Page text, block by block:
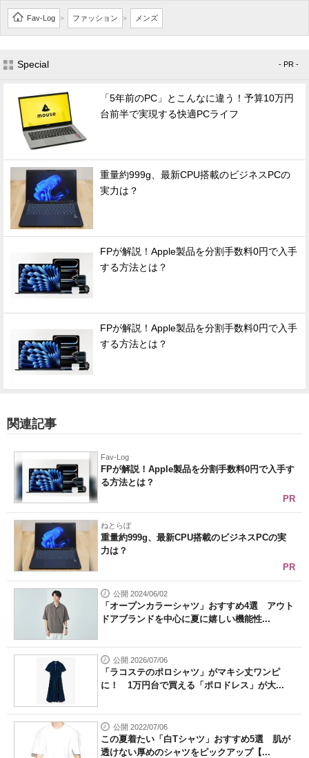
Fav-Log > ファッション > メンズ
Special - PR -
「5年前のPC」とこんなに違う！予算10万円
台前半で実現する快適PCライフ
重量約999g、最新CPU搭載のビジネスPCの
実力は？
FPが解説！Apple製品を分割手数料0円で入手
する方法とは？
FPが解説！Apple製品を分割手数料0円で入手
する方法とは？
関連記事
Fav-Log
FPが解説！Apple製品を分割手数料0円で入手す
る方法とは？
PR
ねとらぼ
重量約999g、最新CPU搭載のビジネスPCの実
力は？
PR
公開 2024/06/02
「オープンカラーシャツ」おすすめ4選 アウト
ドアブランドを中心に夏に嬉しい機能性...
公開 2026/07/06
「ラコステのポロシャツ」がマキシ丈ワンピ
に！ 1万円台で買える「ポロドレス」が大...
公開 2022/07/06
この夏着たい「白Tシャツ」おすすめ5選 肌が
透けない厚めのシャツをピックアップ【...